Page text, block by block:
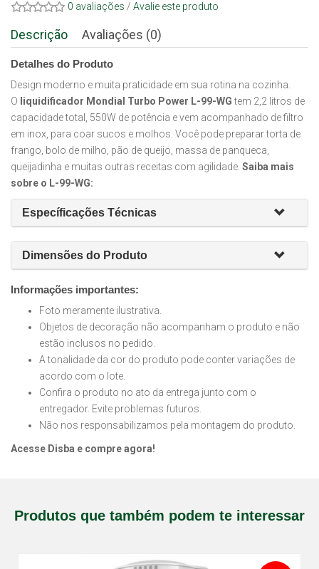
0 avaliações / Avalie este produto
Descrição Avaliações (0)
Detalhes do Produto
Design moderno e muita praticidade em sua rotina na cozinha.
O liquidificador Mondial Turbo Power L-99-WGtem 2,2 litros de
capacidade total, 550W de potência e vem acompanhado de filtro
em inox, para coar sucos e molhos. Você pode preparar torta de
frango, bolo de milho, pão de queijo, massa de panqueca,
queijadinha e muitas outras receitas com agilidade. Saiba mais
sobre o L-99-WG:
Específicações Técnicas
Dimensões do Produto
Informações importantes:
Foto meramente ilustrativa.
Objetos de decoração não acompanham o produto e não
estão inclusos no pedido.
A tonalidade da cor do produto pode conter variações de
acordo com o lote.
Confira o produto no ato da entrega junto com o
entregador. Evite problemas futuros.
Não nos responsabilizamos pela montagem do produto.
Acesse Disba e compre agora!
Produtos que também podem te interessar